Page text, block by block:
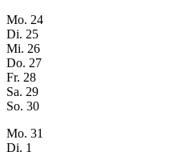
Mo. 24
Di. 25
Mi. 26
Do. 27
Fr. 28
Sa. 29
So. 30
Mo. 31
Di. 1